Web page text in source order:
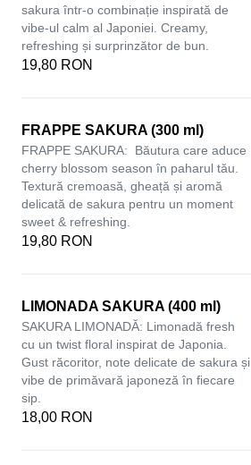
sakura într-o combinație inspirată de
vibe-ul calm al Japoniei. Creamy,
refreshing și surprinzător de bun.
19,80 RON
FRAPPE SAKURA (300 ml)
FRAPPE SAKURA: Băutura care aduce
cherry blossom season în paharul tău.
Textură cremoasă, gheață și aromă
delicată de sakura pentru un moment
sweet & refreshing.
19,80 RON
LIMONADA SAKURA (400 ml)
SAKURA LIMONADĂ: Limonadă fresh
cu un twist floral inspirat de Japonia.
Gust răcoritor, note delicate de sakura și
vibe de primăvară japoneză în fiecare
sip.
18,00 RON